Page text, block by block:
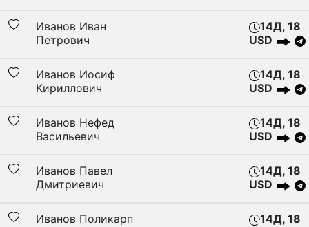
Иванов Иван
Петрович
14Д, 18
USD
Иванов Иосиф
Кириллович
14Д, 18
USD
Иванов Нефед
Васильевич
14Д, 18
USD
Иванов Павел
Дмитриевич
14Д, 18
USD
Иванов Поликарп
14Д, 18